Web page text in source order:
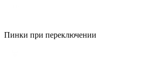
Пинки при переключении